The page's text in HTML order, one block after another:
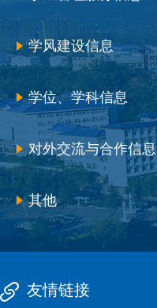
学风建设信息
学位、学科信息
对外交流与合作信息
其他
友情链接